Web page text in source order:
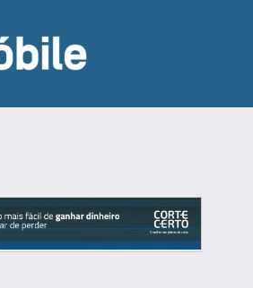
DESIGN & DECORAÇÃO